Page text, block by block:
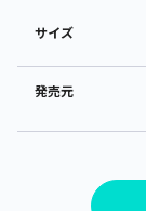
サイズ
発売元